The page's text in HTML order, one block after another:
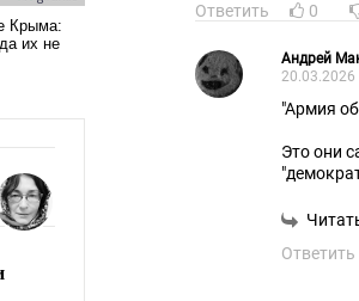
Ответить
0
Андрей
20.03.2026
"Армия
Это они
Ответить